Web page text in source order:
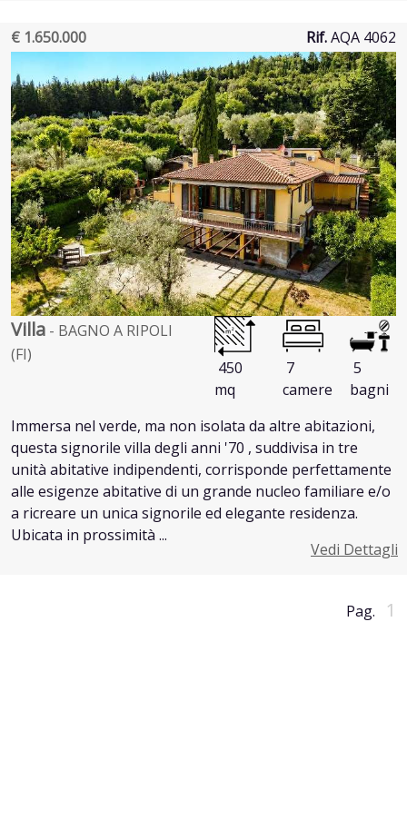
€ 1.650.000 Rif.AQA 4062
Villa - BAGNO A RIPOLI
(FI)
450
mq
7
camere
5
bagni
Immersa nel verde, ma non isolata da altre abitazioni,
questa signorile villa degli anni '70 , suddivisa in tre
unità abitative indipendenti, corrisponde perfettamente
alle esigenze abitative di un grande nucleo familiare e/o
a ricreare un unica signorile ed elegante residenza.
Ubicata in prossimità ...
Vedi Dettagli
Pag. 1